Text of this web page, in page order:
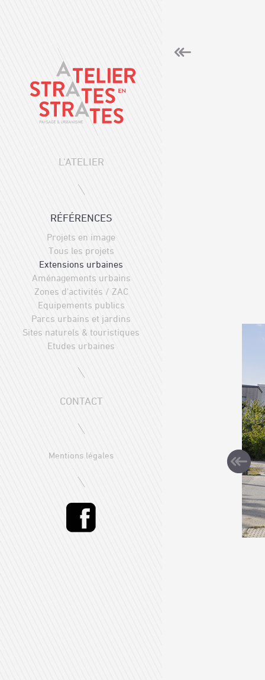
L'ATELIER
RÉFÉRENCES
Projets en image
Tous les projets
Extensions urbaines
Aménagements urbains
Zones d'activités / ZAC
Equipements publics
Parcs urbains et jardins
Sites naturels & touristiques
Etudes urbaines
CONTACT
Mentions légales